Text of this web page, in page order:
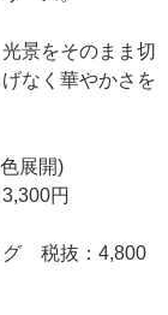
景をそのまま切
なく華やかさを
展開)
円
グ 税抜：4,800